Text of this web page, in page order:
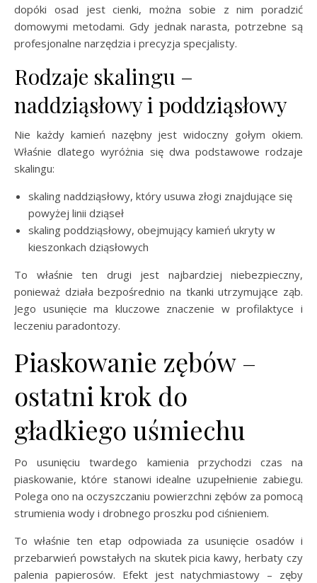
dopóki osad jest cienki, można sobie z nim poradzić
domowymi metodami. Gdy jednak narasta, potrzebne są
profesjonalne narzędzia i precyzja specjalisty.
Rodzaje skalingu –
naddziąsłowy i poddziąsłowy
Nie każdy kamień nazębny jest widoczny gołym okiem.
Właśnie dlatego wyróżnia się dwa podstawowe rodzaje
skalingu:
skaling naddziąsłowy, który usuwa złogi znajdujące się
powyżej linii dziąseł
skaling poddziąsłowy, obejmujący kamień ukryty w
kieszonkach dziąsłowych
To właśnie ten drugi jest najbardziej niebezpieczny,
ponieważ działa bezpośrednio na tkanki utrzymujące ząb.
Jego usunięcie ma kluczowe znaczenie w profilaktyce i
leczeniu paradontozy.
Piaskowanie zębów –
ostatni krok do
gładkiego uśmiechu
Po usunięciu twardego kamienia przychodzi czas na
piaskowanie, które stanowi idealne uzupełnienie zabiegu.
Polega ono na oczyszczaniu powierzchni zębów za pomocą
strumienia wody i drobnego proszku pod ciśnieniem.
To właśnie ten etap odpowiada za usunięcie osadów i
przebarwień powstałych na skutek picia kawy, herbaty czy
palenia papierosów. Efekt jest natychmiastowy – zęby